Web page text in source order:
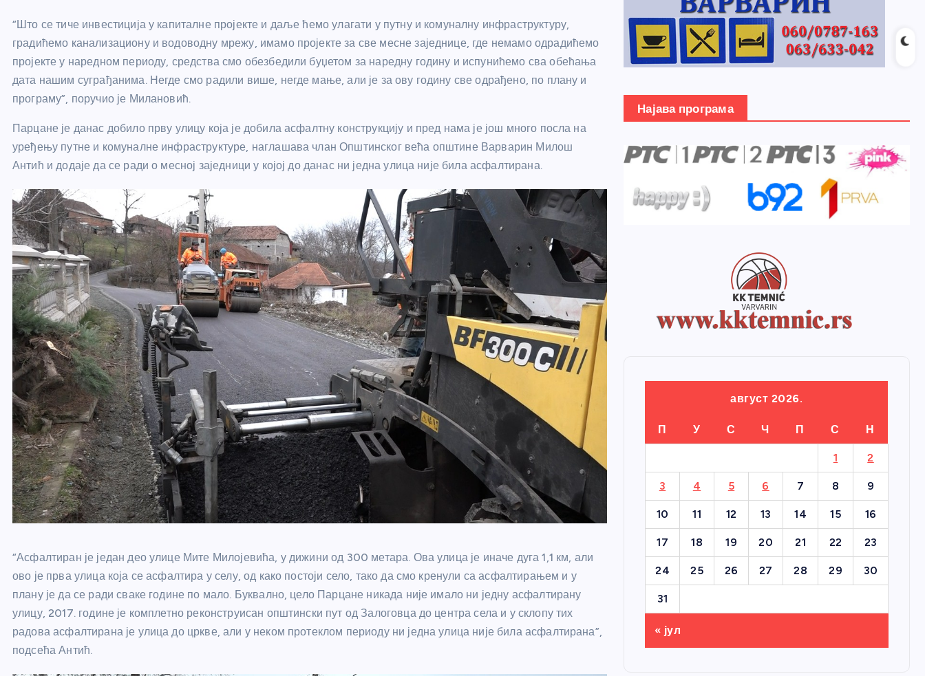
“Што се тиче инвестиција у капиталне пројекте и даље ћемо улагати у путну и комуналну инфраструктуру,
градићемо канализациону и водоводну мрежу, имамо пројекте за све месне заједнице, где немамо одрадићемо
пројекте у наредном периоду, средства смо обезбедили буџетом за наредну годину и испунићемо сва обећања
дата нашим суграђанима. Негде смо радили више, негде мање, али је за ову годину све одрађено, по плану и
програму”, поручио је Милановић.
Парцане је данас добило прву улицу која је добила асфалтну конструкцију и пред нама је још много посла на
уређењу путне и комуналне инфраструктуре, наглашава члан Општинског већа општине Варварин Милош
Антић и додаје да се ради о месној заједници у којој до данас ни једна улица није била асфалтирана.
“Асфалтиран је један део улице Мите Милојевића, у дижини од 300 метара. Ова улица је иначе дуга 1,1 км, али
ово је прва улица која се асфалтира у селу, од како постоји село, тако да смо кренули са асфалтирањем и у
плану је да се ради сваке године по мало. Буквално, цело Парцане никада није имало ни једну асфалтирану
улицу, 2017. године је комплетно реконструисан општински пут од Залоговца до центра села и у склопу тих
радова асфалтирана је улица до цркве, али у неком протеклом периоду ни једна улица није била асфалтирана”,
подсећа Антић.
Најава програма
август 2026.
П У С Ч П С Н
1 2
3 4 5 6 7 8 9
10 11 12 13 14 15 16
17 18 19 20 21 22 23
24 25 26 27 28 29 30
31
« јул